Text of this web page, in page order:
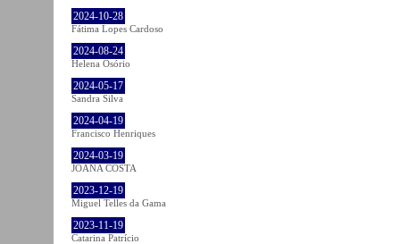
2024-10-28
Fátima Lopes Cardoso
2024-08-24
Helena Osório
2024-05-17
Sandra Silva
2024-04-19
Francisco Henriques
2024-03-19
JOANA COSTA
2023-12-19
Miguel Telles da Gama
2023-11-19
Catarina Patrício